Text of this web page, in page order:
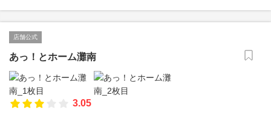
店舗公式
あっ！とホーム灘南
3.05